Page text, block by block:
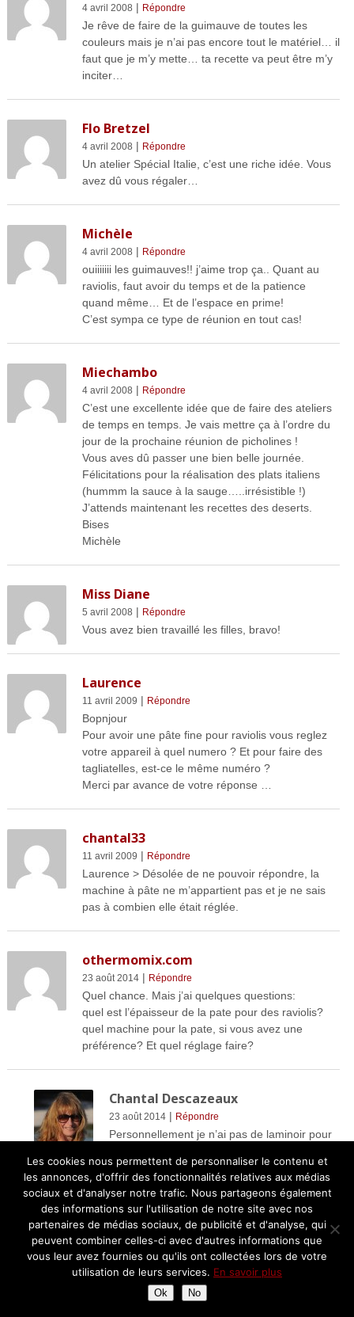
4 avril 2008 | Répondre
Je rêve de faire de la guimauve de toutes les
couleurs mais je n’ai pas encore tout le matériel… il
faut que je m’y mette… ta recette va peut être m’y
inciter…
Flo Bretzel
4 avril 2008 | Répondre
Un atelier Spécial Italie, c’est une riche idée. Vous
avez dû vous régaler…
Michèle
4 avril 2008 | Répondre
ouiiiiiii les guimauves!! j’aime trop ça.. Quant au
raviolis, faut avoir du temps et de la patience
quand même… Et de l’espace en prime!
C’est sympa ce type de réunion en tout cas!
Miechambo
4 avril 2008 | Répondre
C’est une excellente idée que de faire des ateliers
de temps en temps. Je vais mettre ça à l’ordre du
jour de la prochaine réunion de picholines !
Vous aves dû passer une bien belle journée.
Félicitations pour la réalisation des plats italiens
(hummm la sauce à la sauge…..irrésistible !)
J’attends maintenant les recettes des deserts.
Bises
Michèle
Miss Diane
5 avril 2008 | Répondre
Vous avez bien travaillé les filles, bravo!
Laurence
11 avril 2009 | Répondre
Bopnjour
Pour avoir une pâte fine pour raviolis vous reglez
votre appareil à quel numero ? Et pour faire des
tagliatelles, est-ce le même numéro ?
Merci par avance de votre réponse …
chantal33
11 avril 2009 | Répondre
Laurence > Désolée de ne pouvoir répondre, la
machine à pâte ne m’appartient pas et je ne sais
pas à combien elle était réglée.
othermomix.com
23 août 2014| Répondre
Quel chance. Mais j’ai quelques questions:
quel est l’épaisseur de la pate pour des raviolis?
quel machine pour la pate, si vous avez une
préférence? Et quel réglage faire?
Chantal Descazeaux
23 août 2014| Répondre
Personnellement je n’ai pas de laminoir pour
régler pour que la pâte des raviolis soit la plus
fine possible mais je pense qu’il faut
expérimenter quand on a la machine!
Mathilde
19 décembre 2025 |Répondre
Merci pour ce récit de cet atelier autour des pâtes
Les cookies nous permettent de personnaliser le contenu et
les annonces, d'offrir des fonctionnalités relatives aux médias
sociaux et d'analyser notre trafic. Nous partageons également
des informations sur l'utilisation de notre site avec nos
partenaires de médias sociaux, de publicité et d'analyse, qui
peuvent combiner celles-ci avec d'autres informations que
vous leur avez fournies ou qu'ils ont collectées lors de votre
utilisation de leurs services. En savoir plus
Ok No